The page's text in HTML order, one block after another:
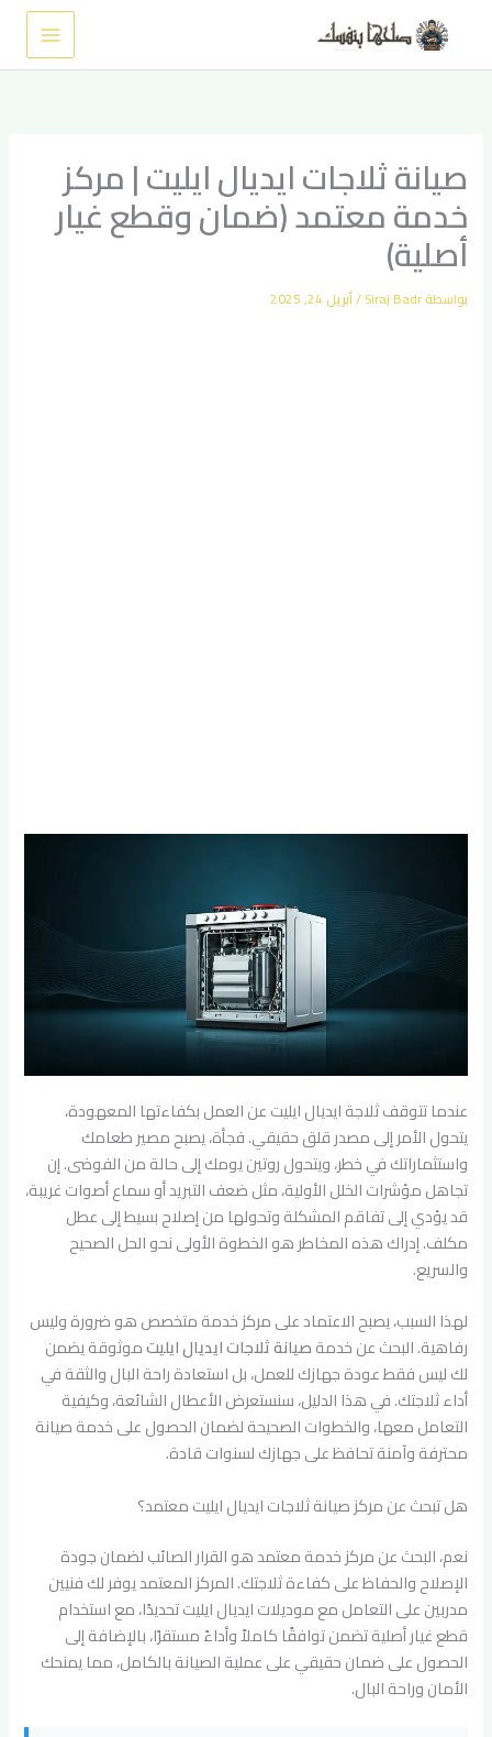
المحتوى
صيانة ثلاجات ايديال ايليت | مركز
خدمة معتمد (ضمان وقطع غيار
أصلية)
بواسطة Siraj Badr
/أبريل 24, 2025
عندما تتوقف ثلاجة ايديال ايليت عن العمل بكفاءتها المعهودة،
يتحول الأمر إلى مصدر قلق حقيقي. فجأة، يصبح مصير طعامك
واستثماراتك في خطر، ويتحول روتين يومك إلى حالة من الفوضى. إن
تجاهل مؤشرات الخلل الأولية، مثل ضعف التبريد أو سماع أصوات غريبة،
قد يؤدي إلى تفاقم المشكلة وتحولها من إصلاح بسيط إلى عطل
مكلف. إدراك هذه المخاطر هو الخطوة الأولى نحو الحل الصحيح
والسريع.
لهذا السبب، يصبح الاعتماد على مركز خدمة متخصص هو ضرورة وليس
رفاهية. البحث عن خدمةصيانة ثلاجات ايديال ايليتموثوقة يضمن
لك ليس فقط عودة جهازك للعمل، بل استعادة راحة البال والثقة في
أداء ثلاجتك. في هذا الدليل، سنستعرض الأعطال الشائعة، وكيفية
التعامل معها، والخطوات الصحيحة لضمان الحصول على خدمة صيانة
محترفة وآمنة تحافظ على جهازك لسنوات قادة.
هل تبحث عن مركز صيانة ثلاجات ايديال ايليت معتمد؟
نعم، البحث عن مركز خدمة معتمد هو القرار الصائب لضمان جودة
الإصلاح والحفاظ على كفاءة ثلاجتك. المركز المعتمد يوفر لك فنيين
مدربين على التعامل مع موديلات ايديال ايليت تحديدًا، مع استخدام
قطع غيار أصلية تضمن توافقًا كاملاً وأداءً مستقرًا، بالإضافة إلى
الحصول على ضمان حقيقي على عملية الصيانة بالكامل، مما يمنحك
الأمان وراحة البال.